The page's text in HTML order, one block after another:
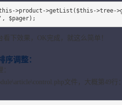
$pager);
下效果，OK完成，就这么简单！
序调整：
文件，大概第49行：